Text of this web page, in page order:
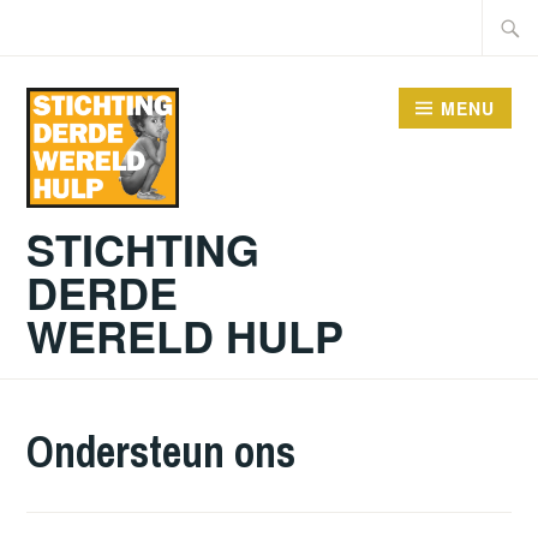
inhoud
STICHTING
DERDE
WERELD HULP
MENU
Ondersteun ons